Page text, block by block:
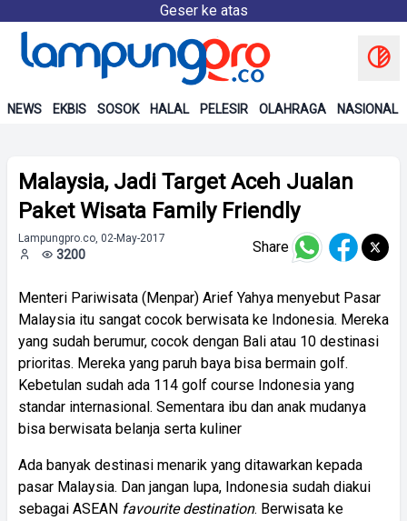
Geser ke atas
NEWS EKBIS SOSOK HALAL PELESIR OLAHRAGA NASIONAL
Malaysia, Jadi Target Aceh Jualan
Paket Wisata Family Friendly
Lampungpro.co, 02-May-2017
3200 Share
Menteri Pariwisata (Menpar) Arief Yahya menyebut Pasar
Malaysia itu sangat cocok berwisata ke Indonesia. Mereka
yang sudah berumur, cocok dengan Bali atau 10 destinasi
prioritas. Mereka yang paruh baya bisa bermain golf.
Kebetulan sudah ada 114 golf course Indonesia yang
standar internasional. Sementara ibu dan anak mudanya
bisa berwisata belanja serta kuliner
Ada banyak destinasi menarik yang ditawarkan kepada
pasar Malaysia. Dan jangan lupa, Indonesia sudah diakui
sebagai ASEAN favourite destination. Berwisata ke